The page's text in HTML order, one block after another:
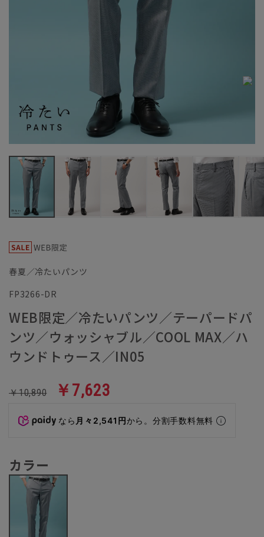
春夏／冷たいパンツ
FP3266-DR
WEB限定／冷たいパンツ／テーパードパ
ンツ／ウォッシャブル／COOL MAX／ハ
ウンドトゥース／IN05
￥10,890 ￥7,623
なら 月々2,541円から。分割手数料無料
カラー